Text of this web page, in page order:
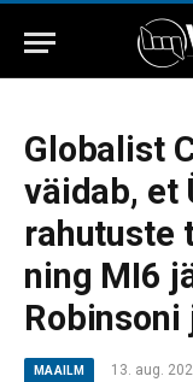
Globalist
väidab, et
rahutuste
ning MI6
Robinsoni
MAAILM 13. aug.